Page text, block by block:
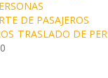
DE PASAJEROS
TRASLADO DE